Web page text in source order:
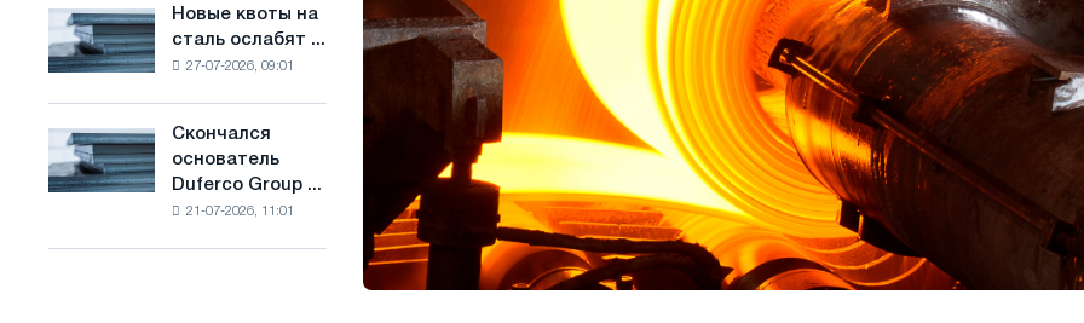
борьбе
изменением
импорт
Саудовской
Новые
квоты
на
конкуренцию
в
Новые квоты на
сталь ослабят ...
27-07-2026, 09:01
Скончался
основатель
Duferco
Скончался
основатель
Duferco Group ...
21-07-2026, 11:01